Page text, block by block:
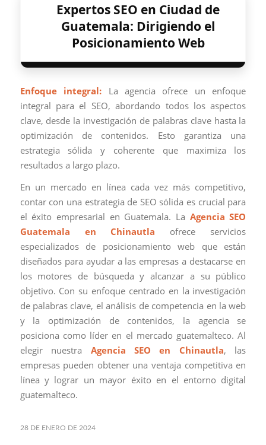
Expertos SEO en Ciudad de
Guatemala: Dirigiendo el
Posicionamiento Web
Enfoque integral: La agencia ofrece un enfoque
integral para el SEO, abordando todos los aspectos
clave, desde la investigación de palabras clave hasta la
optimización de contenidos. Esto garantiza una
estrategia sólida y coherente que maximiza los
resultados a largo plazo.
En un mercado en línea cada vez más competitivo,
contar con una estrategia de SEO sólida es crucial para
el éxito empresarial en Guatemala. La Agencia SEO
Guatemala en Chinautla ofrece servicios
especializados de posicionamiento web que están
diseñados para ayudar a las empresas a destacarse en
los motores de búsqueda y alcanzar a su público
objetivo. Con su enfoque centrado en la investigación
de palabras clave, el análisis de competencia en la web
y la optimización de contenidos, la agencia se
posiciona como líder en el mercado guatemalteco. Al
elegir nuestra Agencia SEO en Chinautla, las
empresas pueden obtener una ventaja competitiva en
línea y lograr un mayor éxito en el entorno digital
guatemalteco.
28 DE ENERO DE 2024